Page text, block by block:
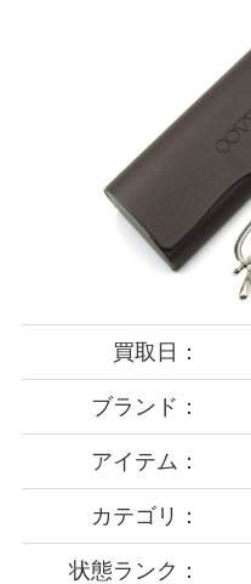
買取日：
ブランド：
アイテム：
カテゴリ：
状態ランク：